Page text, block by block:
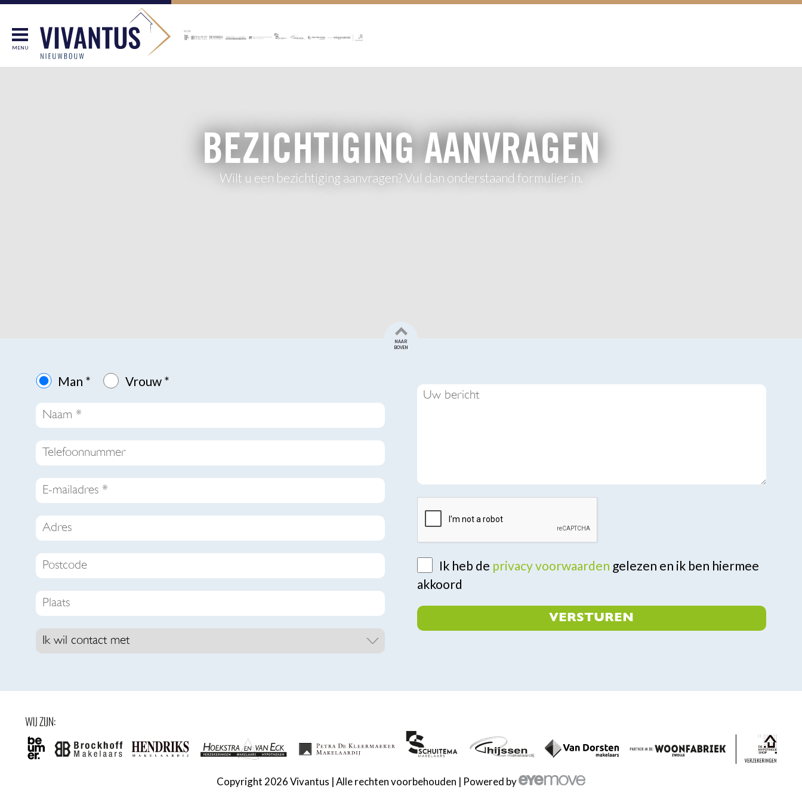
MENU
BEZICHTIGING AANVRAGEN
Wilt u een bezichtiging aanvragen? Vul dan onderstaand formulier in.
NAAR
BOVEN
Man * Vrouw *
Ik heb de privacy voorwaarden gelezen en ik ben hiermee
akkoord
Copyright 2026 Vivantus | Alle rechten voorbehouden | Powered by